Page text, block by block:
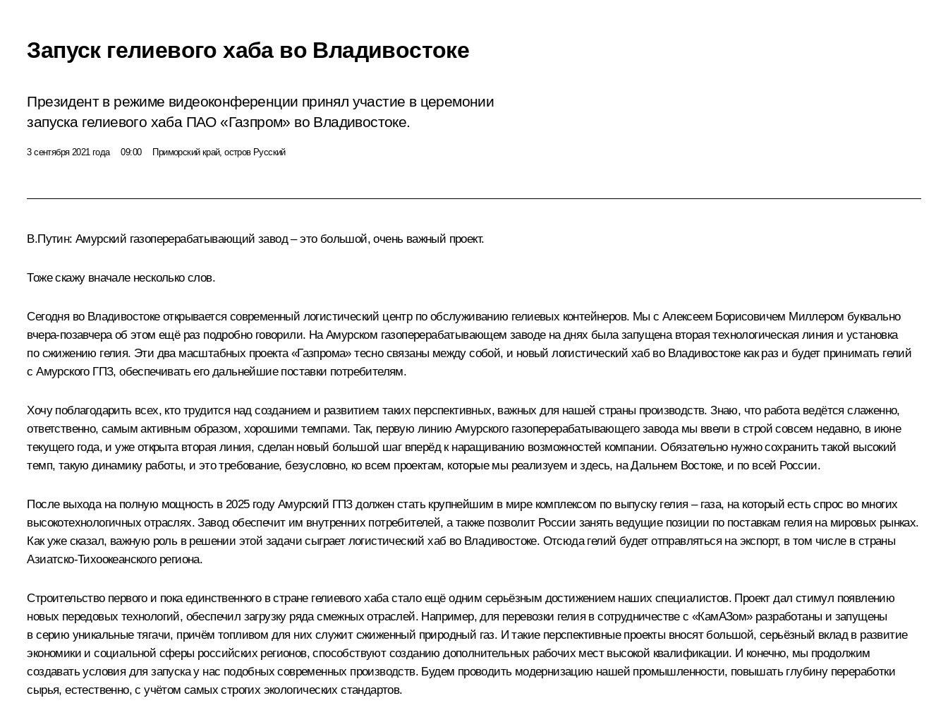
Запуск гелиевого хаба во Владивостоке
Президент в режиме видеоконференции принял участие в церемонии
запуска гелиевого хаба ПАО «Газпром» во Владивостоке.
3 сентября 2021 года 09:00 Приморский край, остров Русский
В.Путин: Амурский газоперерабатывающий завод – это большой, очень важный проект.
Тоже скажу вначале несколько слов.
Сегодня во Владивостоке открывается современный логистический центр по обслуживанию гелиевых контейнеров. Мы с Алексеем Борисовичем Миллером буквально
вчера-позавчера об этом ещё раз подробно говорили. На Амурском газоперерабатывающем заводе на днях была запущена вторая технологическая линия и установка
по сжижению гелия. Эти два масштабных проекта «Газпрома» тесно связаны между собой, и новый логистический хаб во Владивостоке как раз и будет принимать гелий
с Амурского ГПЗ, обеспечивать его дальнейшие поставки потребителям.
Хочу поблагодарить всех, кто трудится над созданием и развитием таких перспективных, важных для нашей страны производств. Знаю, что работа ведётся слаженно,
ответственно, самым активным образом, хорошими темпами. Так, первую линию Амурского газоперерабатывающего завода мы ввели в строй совсем недавно, в июне
текущего года, и уже открыта вторая линия, сделан новый большой шаг вперёд к наращиванию возможностей компании. Обязательно нужно сохранить такой высокий
темп, такую динамику работы, и это требование, безусловно, ко всем проектам, которые мы реализуем и здесь, на Дальнем Востоке, и по всей России.
После выхода на полную мощность в 2025 году Амурский ГПЗ должен стать крупнейшим в мире комплексом по выпуску гелия – газа, на который есть спрос во многих
высокотехнологичных отраслях. Завод обеспечит им внутренних потребителей, а также позволит России занять ведущие позиции по поставкам гелия на мировых рынках.
Как уже сказал, важную роль в решении этой задачи сыграет логистический хаб во Владивостоке. Отсюда гелий будет отправляться на экспорт, в том числе в страны
Азиатско-Тихоокеанского региона.
Строительство первого и пока единственного в стране гелиевого хаба стало ещё одним серьёзным достижением наших специалистов. Проект дал стимул появлению
новых передовых технологий, обеспечил загрузку ряда смежных отраслей. Например, для перевозки гелия в сотрудничестве с «КамАЗом» разработаны и запущены
в серию уникальные тягачи, причём топливом для них служит сжиженный природный газ. И такие перспективные проекты вносят большой, серьёзный вклад в развитие
экономики и социальной сферы российских регионов, способствуют созданию дополнительных рабочих мест высокой квалификации. И конечно, мы продолжим
создавать условия для запуска у нас подобных современных производств. Будем проводить модернизацию нашей промышленности, повышать глубину переработки
сырья, естественно, с учётом самых строгих экологических стандартов.